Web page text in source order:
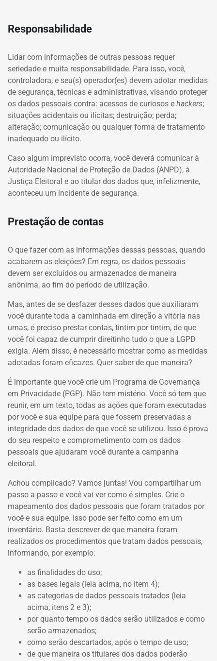
Responsabilidade
Lidar com informações de outras pessoas requer
seriedade e muita responsabilidade. Para isso, você,
controladora, e seu(s) operador(es) devem adotar medidas
de segurança, técnicas e administrativas, visando proteger
os dados pessoais contra: acessos de curiosos e hackers;
situações acidentais ou ilícitas; destruição; perda;
alteração; comunicação ou qualquer forma de tratamento
inadequado ou ilícito.
Caso algum imprevisto ocorra, você deverá comunicar à
Autoridade Nacional de Proteção de Dados (ANPD), à
Justiça Eleitoral e ao titular dos dados que, infelizmente,
aconteceu um incidente de segurança.
Prestação de contas
O que fazer com as informações dessas pessoas, quando
acabarem as eleições? Em regra, os dados pessoais
devem ser excluídos ou armazenados de maneira
anônima, ao fim do período de utilização.
Mas, antes de se desfazer desses dados que auxiliaram
você durante toda a caminhada em direção à vitória nas
urnas, é preciso prestar contas, tintim por tintim, de que
você foi capaz de cumprir direitinho tudo o que a LGPD
exigia. Além disso, é necessário mostrar como as medidas
adotadas foram eficazes. Quer saber de que maneira?
É importante que você crie um Programa de Governança
em Privacidade (PGP). Não tem mistério. Você só tem que
reunir, em um texto, todas as ações que foram executadas
por você e sua equipe para que fossem preservadas a
integridade dos dados de que você se utilizou. Isso é prova
do seu respeito e comprometimento com os dados
pessoais que ajudaram você durante a campanha
eleitoral.
Achou complicado? Vamos juntas! Vou compartilhar um
passo a passo e você vai ver como é simples. Crie o
mapeamento dos dados pessoais que foram tratados por
você e sua equipe. Isso pode ser feito como em um
inventário. Basta descrever de que maneira foram
realizados os procedimentos que tratam dados pessoais,
informando, por exemplo:
as finalidades do uso;
as bases legais (leia acima, no item 4);
as categorias de dados pessoais tratados (leia
acima, itens 2 e 3);
por quanto tempo os dados serão utilizados e como
serão armazenados;
como serão descartados, após o tempo de uso;
de que maneira os titulares dos dados poderão